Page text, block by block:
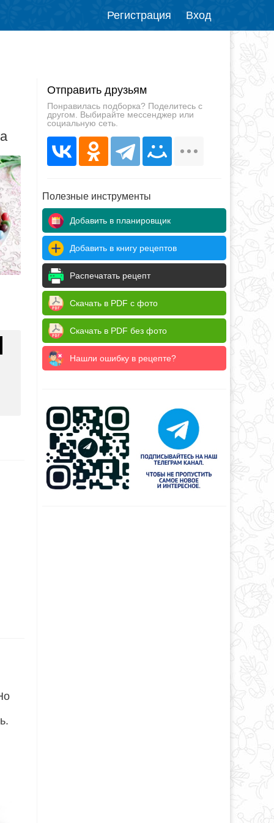
Регистрация Вход
Отправить друзьям
Понравилась подборка? Поделитесь с
другом. Выбирайте мессенджер или
социальную сеть.
Полезные инструменты
Добавить в планировщик
Добавить в книгу рецептов
Распечатать рецепт
Скачать в PDF с фото
Скачать в PDF без фото
Нашли ошибку в рецепте?